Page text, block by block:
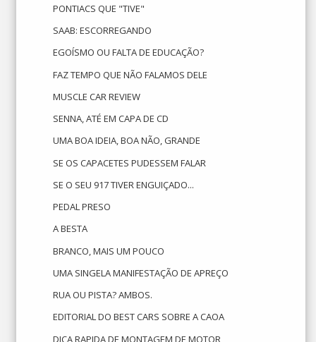
PONTIACS QUE "TIVE"
SAAB: ESCORREGANDO
EGOÍSMO OU FALTA DE EDUCAÇÃO?
FAZ TEMPO QUE NÃO FALAMOS DELE
MUSCLE CAR REVIEW
SENNA, ATÉ EM CAPA DE CD
UMA BOA IDEIA, BOA NÃO, GRANDE
SE OS CAPACETES PUDESSEM FALAR
SE O SEU 917 TIVER ENGUIÇADO...
PEDAL PRESO
A BESTA
BRANCO, MAIS UM POUCO
UMA SINGELA MANIFESTAÇÃO DE APREÇO
RUA OU PISTA? AMBOS.
EDITORIAL DO BEST CARS SOBRE A CAOA
DICA RAPIDA DE MONTAGEM DE MOTOR